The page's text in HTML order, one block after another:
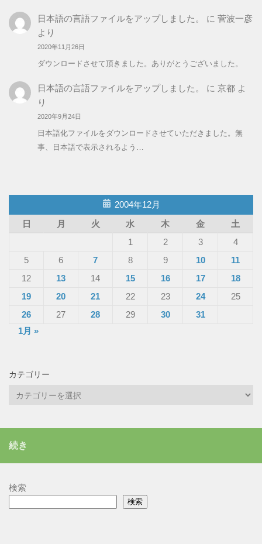
日本語の言語ファイルをアップしました。 に 菅波一彦
より
2020年11月26日
ダウンロードさせて頂きました。ありがとうございました。
日本語の言語ファイルをアップしました。 に 京都よ
り
2020年9月24日
日本語化ファイルをダウンロードさせていただきました。無
事、日本語で表示されるよう…
2004年12月
日
月 火 水 木 金
土
1
2 3
4
5
6 7 8 9 10
11
12
13 14 15 16 17
18
19
20 21 22 23 24
25
26
27 28 29 30
31
1月 »
カテゴリー
ー
続き
検索
検索